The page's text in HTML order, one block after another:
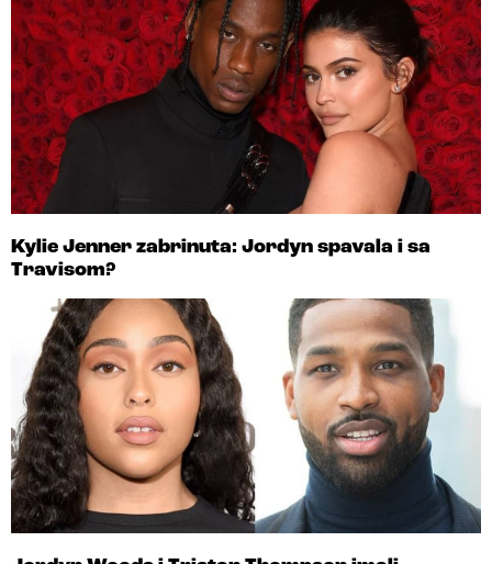
Kylie Jenner zabrinuta: Jordyn spavala i sa
Travisom?